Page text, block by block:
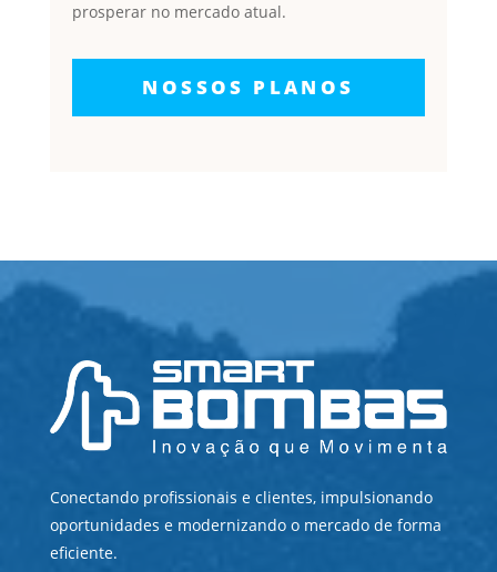
prosperar no mercado atual.
NOSSOS PLANOS
Conectando profissionais e clientes, impulsionando
oportunidades e modernizando o mercado de forma
eficiente.